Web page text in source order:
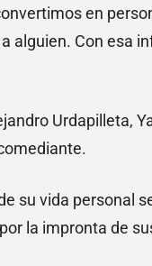
en
alguien. Con esa
Urdapilleta,
su vida personal
la impronta de